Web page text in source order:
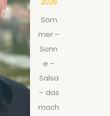
Som
mer –
Sonn
e –
Salsa
– das
mach